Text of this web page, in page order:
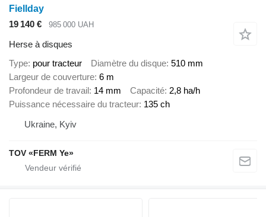
Fiellday
19 140 €
985 000 UAH
Herse à disques
Type pour tracteur Diamètre du disque 510 mm
Largeur de couverture 6 m
Profondeur de travail 14 mm Capacité 2,8 ha/h
Puissance nécessaire du tracteur 135 ch
Ukraine, Kyiv
TOV «FERM Ye»